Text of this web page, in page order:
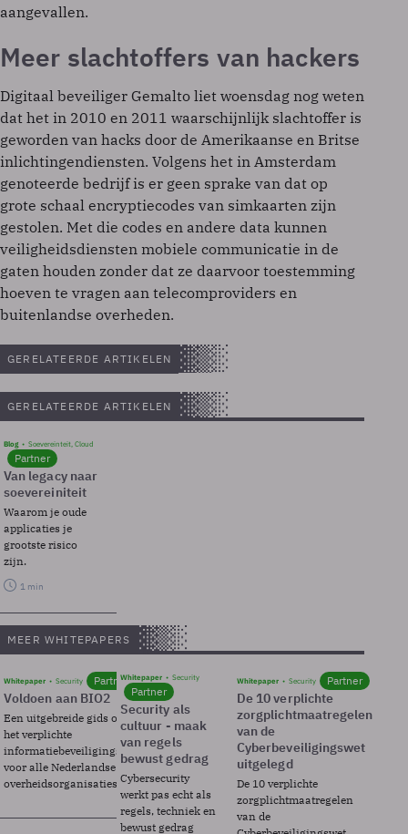
aangevallen.
Meer slachtoffers van hackers
Digitaal beveiliger Gemalto liet woensdag nog weten
dat het in 2010 en 2011 waarschijnlijk slachtoffer is
geworden van hacks door de Amerikaanse en Britse
inlichtingendiensten. Volgens het in Amsterdam
genoteerde bedrijf is er geen sprake van dat op
grote schaal encryptiecodes van simkaarten zijn
gestolen. Met die codes en andere data kunnen
veiligheidsdiensten mobiele communicatie in de
gaten houden zonder dat ze daarvoor toestemming
hoeven te vragen aan telecomproviders en
buitenlandse overheden.
GERELATEERDE ARTIKELEN
GERELATEERDE ARTIKELEN
Blog Soevereinteit, Cloud
Partner
Van legacy naar
soevereiniteit
Waarom je oude
applicaties je
grootste risico
zijn.
1 min
MEER WHITEPAPERS
Whitepaper Security Partner
Voldoen aan BIO2
Een uitgebreide gids over BIO2,
het verplichte
informatiebeveiligingsframework
voor alle Nederlandse
overheidsorganisaties.
Whitepaper Security
Partner
Security als
cultuur - maak
van regels
bewust gedrag
Cybersecurity
werkt pas echt als
regels, techniek en
bewust gedrag
Whitepaper Security Partner
De 10 verplichte
zorgplichtmaatregelen
van de
Cyberbeveiligingswet
uitgelegd
De 10 verplichte
zorgplichtmaatregelen
van de